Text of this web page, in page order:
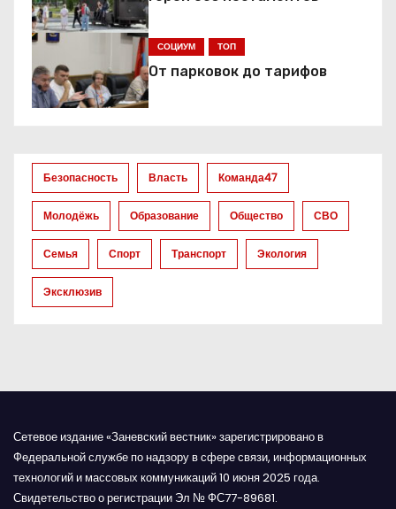
я
п
о
а
п
и
с
я
СОЦИУМ ТОП
От парковок до тарифов
Безопасность Власть Команда47
Молодёжь Образование Общество СВО
Семья Спорт Транспорт Экология
Эксклюзив
Сетевое издание «Заневский вестник» зарегистрировано в
Федеральной службе по надзору в сфере связи, информационных
технологий и массовых коммуникаций 10 июня 2025 года.
Свидетельство о регистрации Эл № ФС77-89681.